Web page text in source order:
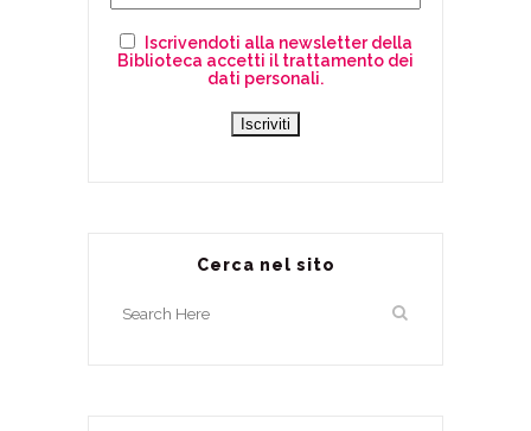
Iscrivendoti alla newsletter della
Biblioteca accetti il trattamento dei
dati personali.
Cerca nel sito